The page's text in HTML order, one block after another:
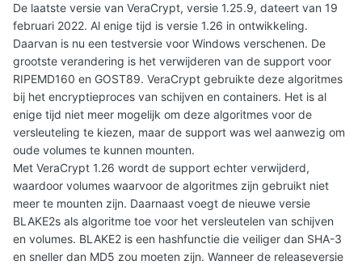
De laatste versie van VeraCrypt, versie 1.25.9, dateert van 19
februari 2022. Al enige tijd is versie 1.26 in ontwikkeling.
Daarvan is nu een testversie voor Windows verschenen. De
grootste verandering is het verwijderen van de support voor
RIPEMD160 en GOST89. VeraCrypt gebruikte deze algoritmes
bij het encryptieproces van schijven en containers. Het is al
enige tijd niet meer mogelijk om deze algoritmes voor de
versleuteling te kiezen, maar de support was wel aanwezig om
oude volumes te kunnen mounten.
Met VeraCrypt 1.26 wordt de support echter verwijderd,
waardoor volumes waarvoor de algoritmes zijn gebruikt niet
meer te mounten zijn. Daarnaast voegt de nieuwe versie
BLAKE2s als algoritme toe voor het versleutelen van schijven
en volumes. BLAKE2 is een hashfunctie die veiliger dan SHA-3
en sneller dan MD5 zou moeten zijn. Wanneer de releaseversie